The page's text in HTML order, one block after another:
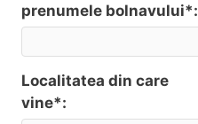
prenumele bolnavului*:
Localitatea din care
vine*: